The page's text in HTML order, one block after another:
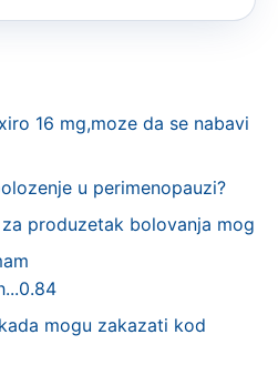
16 mg,moze da se nabavi
u perimenopauzi?
produzetak bolovanja mog
mogu zakazati kod